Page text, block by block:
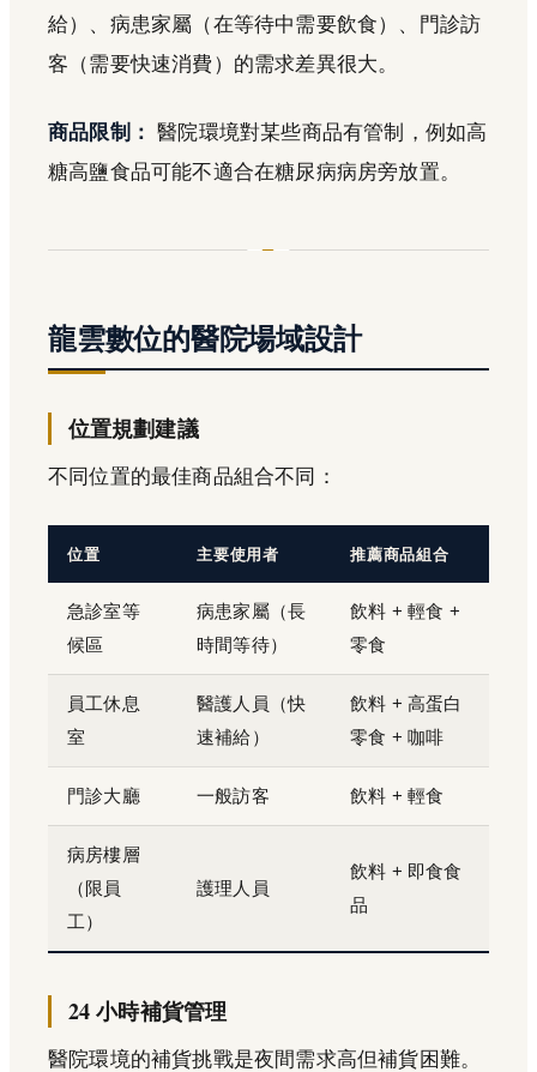
給）、病患家屬（在等待中需要飲食）、門診訪
客（需要快速消費）的需求差異很大。
商品限制： 醫院環境對某些商品有管制，例如高
糖高鹽食品可能不適合在糖尿病病房旁放置。
龍雲數位的醫院場域設計
位置規劃建議
不同位置的最佳商品組合不同：
位置 主要使用者 推薦商品組合
急診室等
候區
病患家屬（長
時間等待）
飲料 + 輕食 +
零食
員工休息
室
醫護人員（快
速補給）
飲料 + 高蛋白
零食 + 咖啡
門診大廳 一般訪客 飲料 + 輕食
病房樓層
（限員
工）
護理人員
飲料 + 即食食
品
24 小時補貨管理
醫院環境的補貨挑戰是夜間需求高但補貨困難。